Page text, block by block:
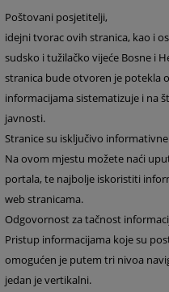
Poštovani posjetitelji,
idejni tvorac ovih stranica, kao i
sudsko i tužilačko vijeće Bosne i
stranica bude otvoren je potekla
informacijama sistematizuje i na
javnosti.
Stranice su isključivo
Na ovom mjestu možete naći
portala, te najbolje iskoristiti
web stranicama.
Odgovornost za tačnost
Pristup informacijama koje su
omogućen je putem tri nivoa
jedan je vertikalni.